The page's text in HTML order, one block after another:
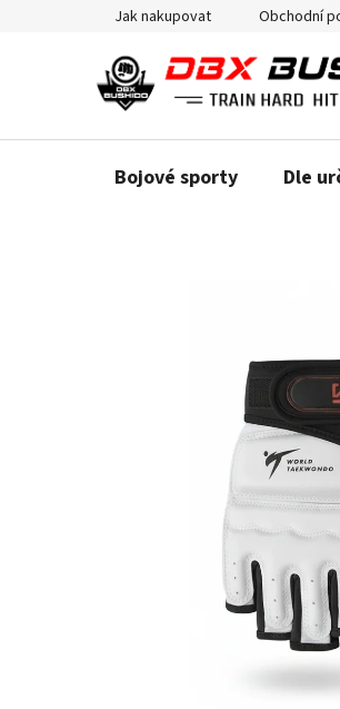
Jak nakupovat Obchodní
Bojové sporty Dle